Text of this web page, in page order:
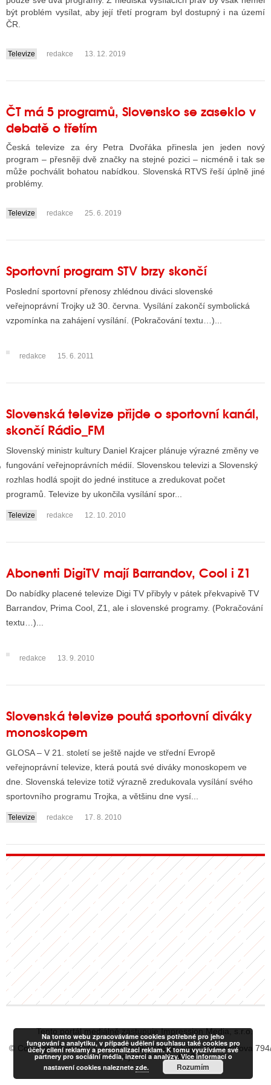
TELEVIZÍ
INTERNET
STRÁNKY RÁDIÍ
BLOGERA
DISKUTÉRA NA RADIOTV
STARŠÍCH DISKUZÍ
být problém vysílat, aby její třetí program byl dostupný i na území
ČR.
....
Televize redakce 13. 12. 2019
ČT má 5 programů, Slovensko se zaseklo v
debatě o třetím
Česká televize za éry Petra Dvořáka přinesla jen jeden nový
program – přesněji dvě značky na stejné pozici – nicméně i tak se
může pochválit bohatou nabídkou. Slovenská RTVS řeší úplně jiné
problémy.
....
Televize redakce 25. 6. 2019
Sportovní program STV brzy skončí
Poslední sportovní přenosy zhlédnou diváci slovenské
veřejnoprávní Trojky už 30. června. Vysílání zakončí symbolická
vzpomínka na zahájení vysílání. (Pokračování textu…)...
redakce 15. 6. 2011
Slovenská televize přijde o sportovní kanál,
skončí Rádio_FM
Slovenský ministr kultury Daniel Krajcer plánuje výrazné změny ve
fungování veřejnoprávních médií. Slovenskou televizi a Slovenský
rozhlas hodlá spojit do jedné instituce a zredukovat počet
programů. Televize by ukončila vysílání spor...
Televize redakce 12. 10. 2010
Abonenti DigiTV mají Barrandov, Cool i Z1
Do nabídky placené televize Digi TV přibyly v pátek překvapivě TV
Barrandov, Prima Cool, Z1, ale i slovenské programy. (Pokračování
textu…)...
redakce 13. 9. 2010
Slovenská televize poutá sportovní diváky
monoskopem
GLOSA – V 21. století se ještě najde ve střední Evropě
veřejnoprávní televize, která poutá své diváky monoskopem ve
dne. Slovenská televize totiž výrazně zredukovala vysílání svého
sportovního programu Trojka, a většinu dne vysí...
Televize redakce 17. 8. 2010
Tento portál mediálně zastupuje Impression Media, s.r.o.
© Copyright RadiaCZ s.r.o., IČO: 06533434, Sídlo: Koperníkova
Vinohrady, 120 00 Praha 2
Na tomto webu zpracováváme cookies potřebné pro jeho
fungování a analytiku, v případě udělení souhlasu také cookies pro
účely cílení reklamy a personalizaci reklam. K tomu využíváme své
partnery pro sociální média, inzerci a analýzy. Více informací o
nastavení cookies naleznete zde. Rozumím